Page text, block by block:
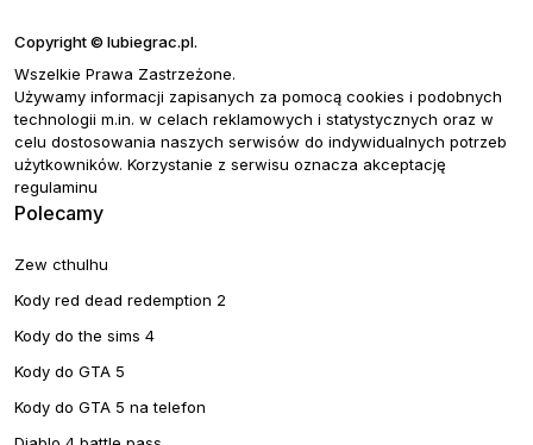
Copyright © lubiegrac.pl.
Wszelkie Prawa Zastrzeżone.
Używamy informacji zapisanych za pomocą cookies i podobnych
technologii m.in. w celach reklamowych i statystycznych oraz w
celu dostosowania naszych serwisów do indywidualnych potrzeb
użytkowników. Korzystanie z serwisu oznacza akceptację
regulaminu
Polecamy
Zew cthulhu
Kody red dead redemption 2
Kody do the sims 4
Kody do GTA 5
Kody do GTA 5 na telefon